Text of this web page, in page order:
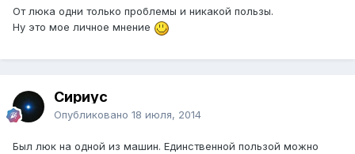
От люка одни только проблемы и никакой пользы.
Ну это мое личное мнение
Сириус
Опубликовано 18 июля, 2014
Был люк на одной из машин. Единственной пользой можно